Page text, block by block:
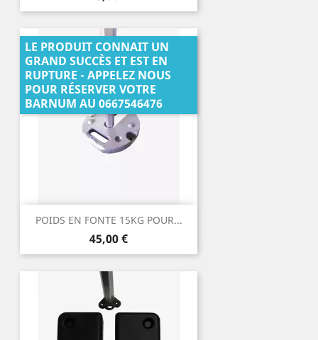
POIDS EN FONTE 15KG POUR...
Prix
45,00 €
LE PRODUIT CONNAIT UN
GRAND SUCCÈS ET EST EN
RUPTURE - APPELEZ NOUS
POUR RÉSERVER VOTRE
BARNUM AU 0667546476